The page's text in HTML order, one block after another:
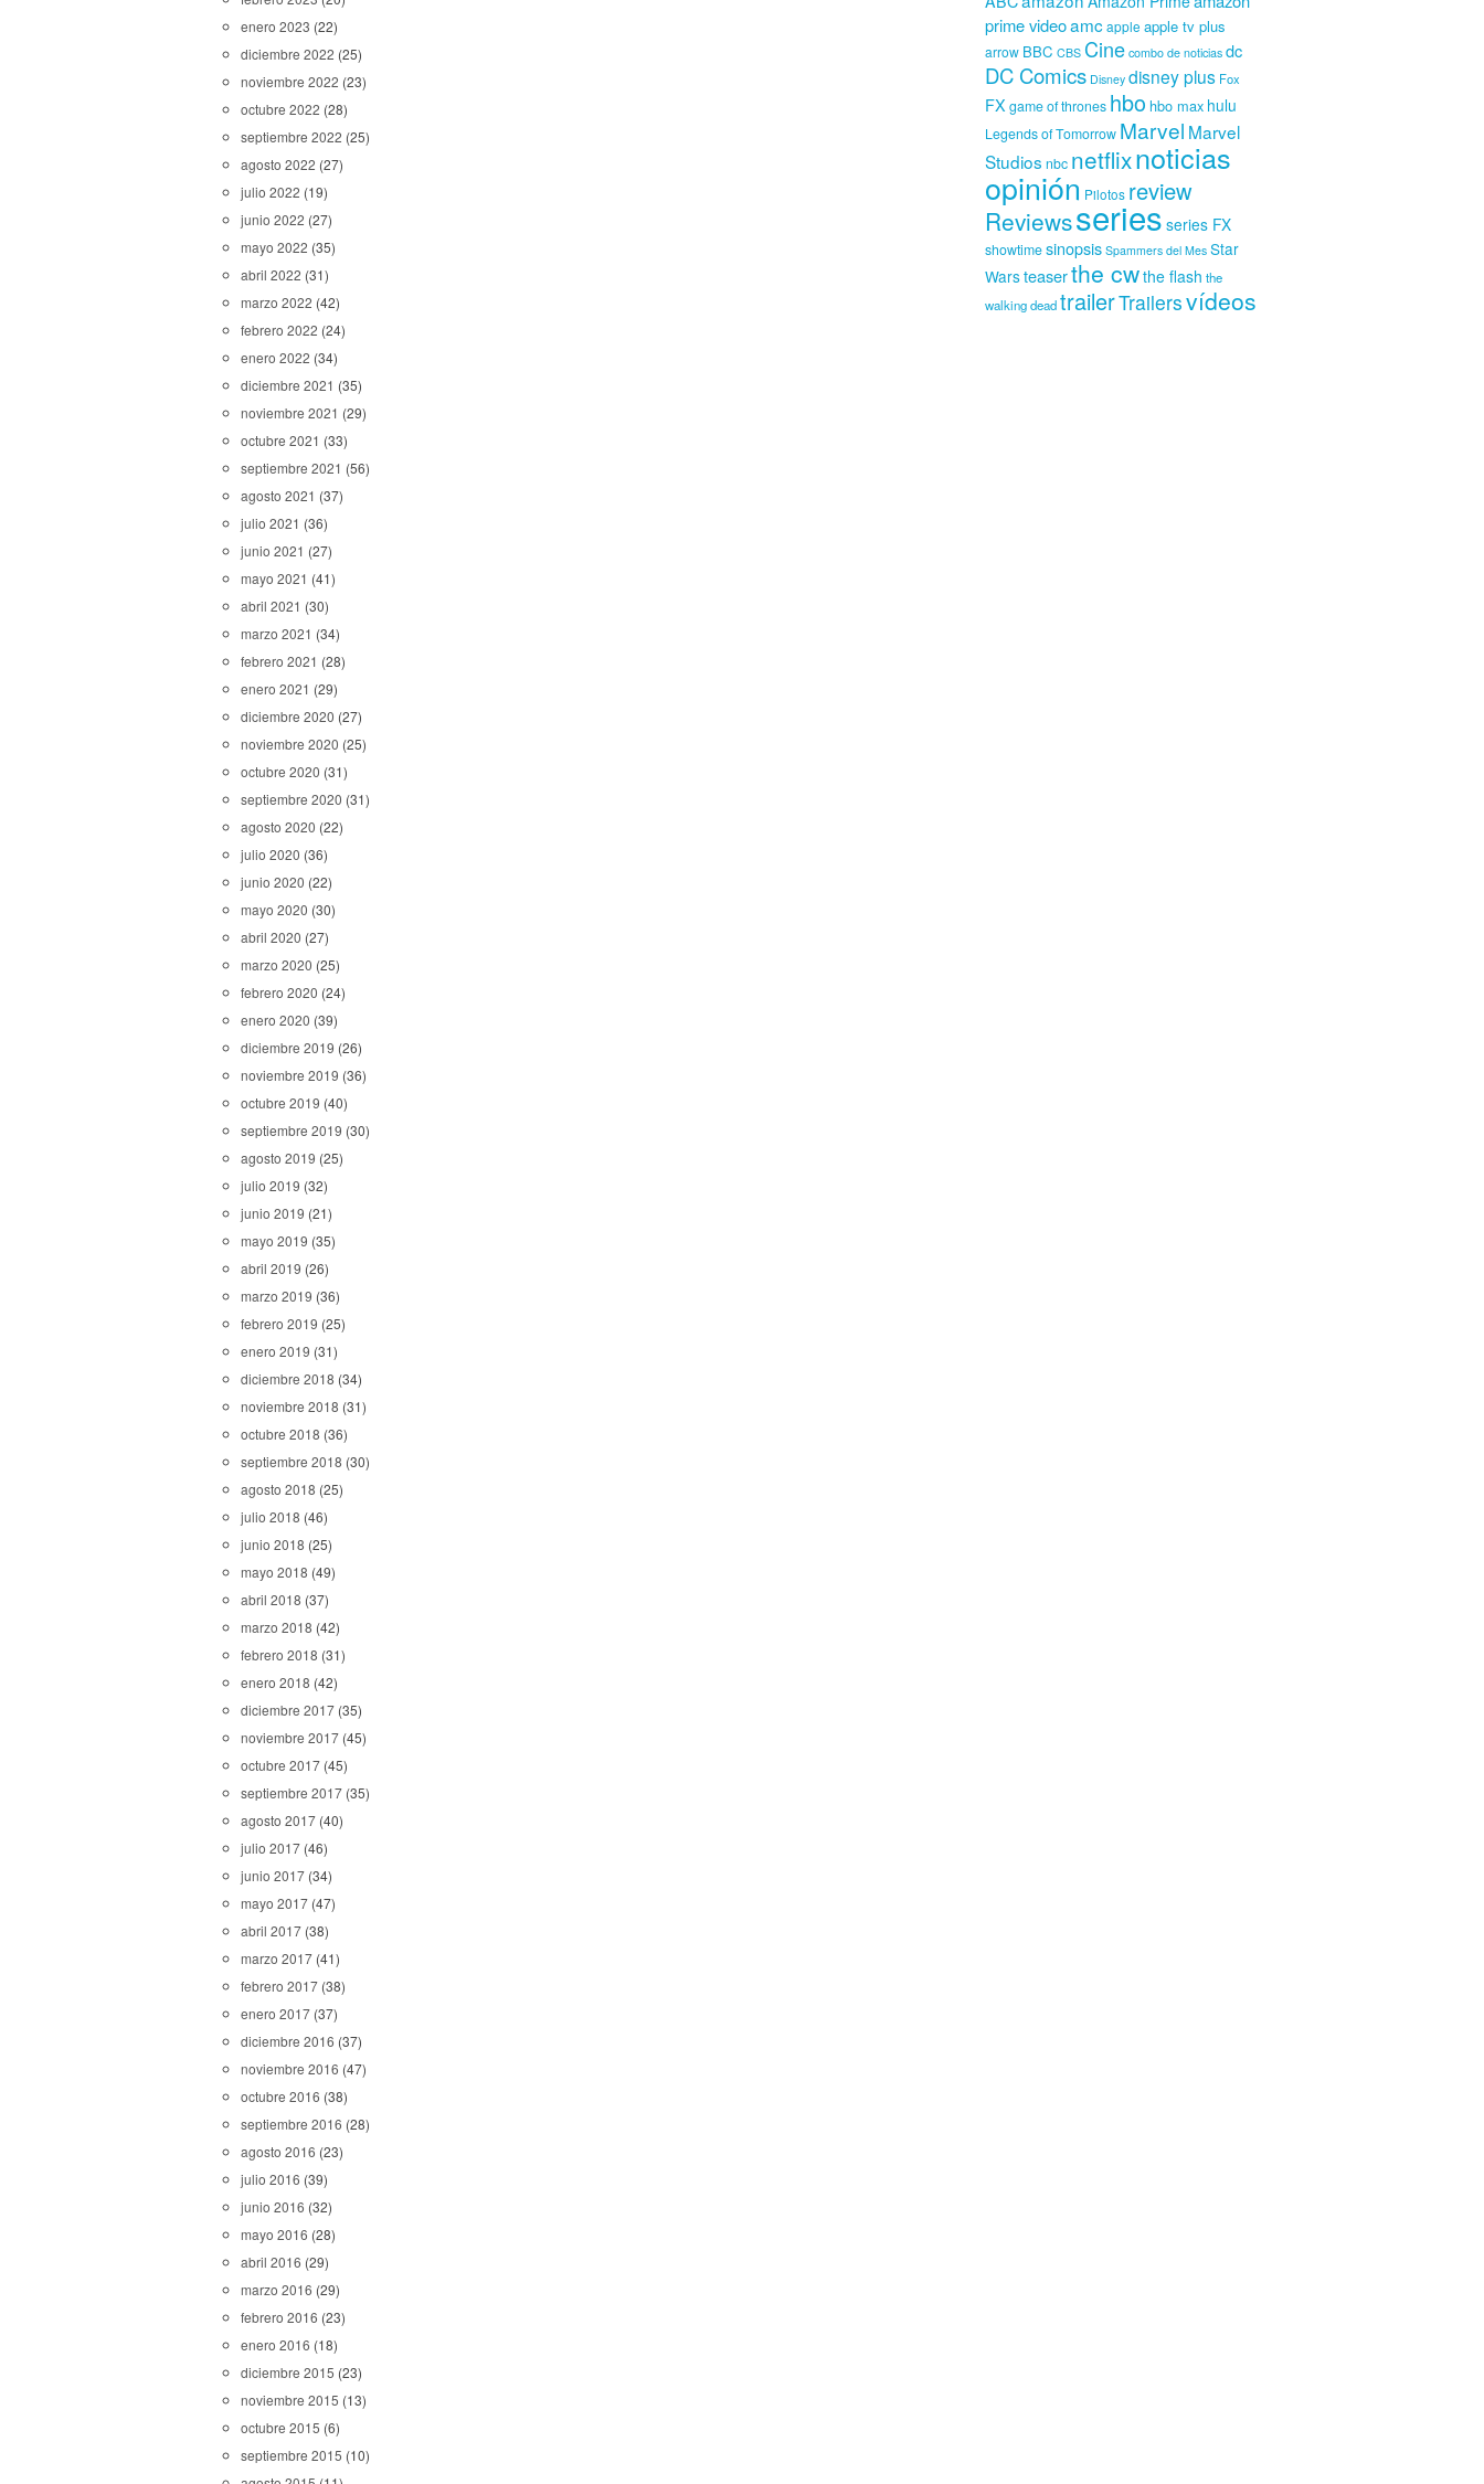
enero 2023 (22)
diciembre 2022 (25)
noviembre 2022 (23)
octubre 2022 (28)
septiembre 2022 (25)
agosto 2022 (27)
julio 2022 (19)
junio 2022 (27)
mayo 2022 (35)
abril 2022 (31)
marzo 2022 (42)
febrero 2022 (24)
enero 2022 (34)
diciembre 2021 (35)
noviembre 2021 (29)
octubre 2021 (33)
septiembre 2021 (56)
agosto 2021 (37)
julio 2021 (36)
junio 2021 (27)
mayo 2021 (41)
abril 2021 (30)
marzo 2021 (34)
febrero 2021 (28)
enero 2021 (29)
diciembre 2020 (27)
noviembre 2020 (25)
octubre 2020 (31)
septiembre 2020 (31)
agosto 2020 (22)
julio 2020 (36)
junio 2020 (22)
mayo 2020 (30)
abril 2020 (27)
marzo 2020 (25)
febrero 2020 (24)
enero 2020 (39)
diciembre 2019 (26)
noviembre 2019 (36)
octubre 2019 (40)
septiembre 2019 (30)
agosto 2019 (25)
julio 2019 (32)
junio 2019 (21)
mayo 2019 (35)
abril 2019 (26)
marzo 2019 (36)
febrero 2019 (25)
enero 2019 (31)
diciembre 2018 (34)
noviembre 2018 (31)
octubre 2018 (36)
septiembre 2018 (30)
agosto 2018 (25)
julio 2018 (46)
junio 2018 (25)
mayo 2018 (49)
abril 2018 (37)
marzo 2018 (42)
febrero 2018 (31)
enero 2018 (42)
diciembre 2017 (35)
noviembre 2017 (45)
octubre 2017 (45)
septiembre 2017 (35)
agosto 2017 (40)
julio 2017 (46)
junio 2017 (34)
mayo 2017 (47)
abril 2017 (38)
marzo 2017 (41)
febrero 2017 (38)
enero 2017 (37)
diciembre 2016 (37)
noviembre 2016 (47)
octubre 2016 (38)
septiembre 2016 (28)
agosto 2016 (23)
julio 2016 (39)
junio 2016 (32)
mayo 2016 (28)
abril 2016 (29)
marzo 2016 (29)
febrero 2016 (23)
enero 2016 (18)
diciembre 2015 (23)
noviembre 2015 (13)
octubre 2015 (6)
septiembre 2015 (10)
prime videoamcapple apple tv plus
arrow BBC CBS Cine combo de noticias dc
DC Comics Disney disney plus Fox
FX game of thrones hbo hbo max hulu
Legends of Tomorrow Marvel Marvel
Studios nbc netflixnoticias
opinión Pilotos review
Reviewsseries series FX
showtimesinopsis Spammers del Mes Star
Warsteaserthe cwthe flash the
walking deadtrailerTrailersvídeos